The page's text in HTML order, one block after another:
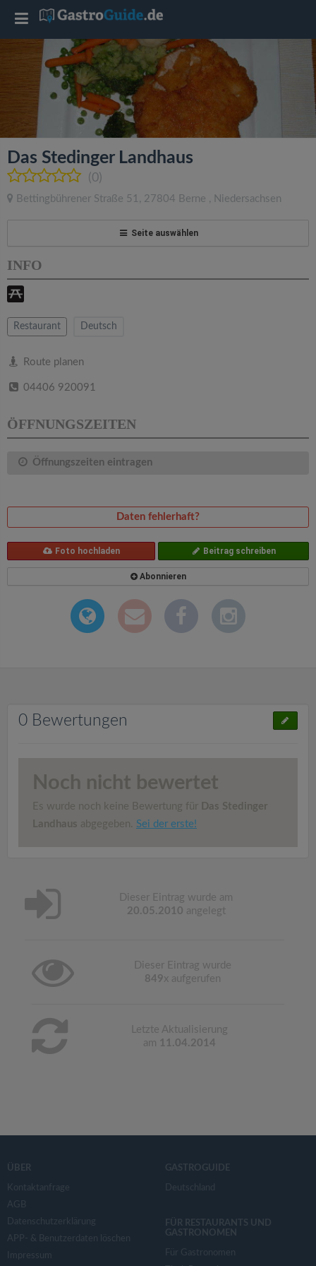
Das Stedinger Landhaus
(0)
Bettingbührener Straße 51 , 27804 Berne , Niedersachsen
Seite auswählen
INFO
Restaurant Deutsch
Route planen
04406 920091
ÖFFNUNGSZEITEN
Öffnungszeiten eintragen
Daten fehlerhaft?
Foto hochladen Beitrag schreiben
Abonnieren
0 Bewertungen
Noch nicht bewertet
Es wurde noch keine Bewertung für Das Stedinger
Landhaus abgegeben. Sei der erste!
Dieser Eintrag wurde am
20.05.2010 angelegt
Dieser Eintrag wurde
849x aufgerufen
Letzte Aktualisierung
am 11.04.2014
ÜBER
Kontaktanfrage
AGB
Datenschutzerklärung
APP- & Benutzerdaten löschen
Impressum
GASTROGUIDE
Deutschland
FÜR RESTAURANTS UND
GASTRONOMEN
Für Gastronomen
T
o
l
e
a
v
g
a
i
o